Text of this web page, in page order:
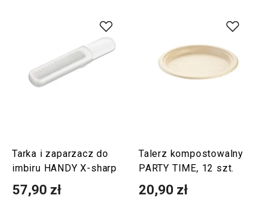
Tarka i zaparzacz do
imbiru HANDY X-sharp
57,90 zł
Talerz kompostowalny
PARTY TIME, 12 szt.
20,90 zł